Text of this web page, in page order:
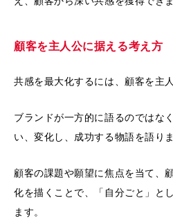
顧客を主人公に据える考え方
共感を最大化するには、顧客を主
ブランドが一方的に語るのではな
い、変化し、成功する物語を語りま
顧客の課題や願望に焦点を当て、
化を描くことで、「自分ごと」と
ます。